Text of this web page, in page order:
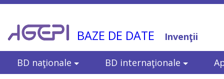
BAZE DE DATE Invenţii
BD naţionale BD internaţionale